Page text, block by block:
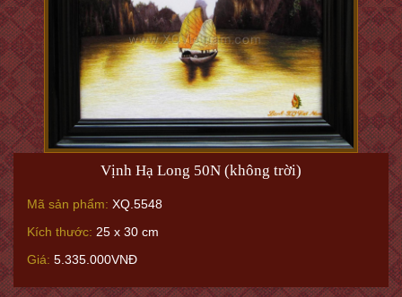
Vịnh Hạ Long 50N (không trời)
Mã sản phẩm: XQ.5548
Kích thước: 25 x 30 cm
Giá: 5.335.000VNĐ